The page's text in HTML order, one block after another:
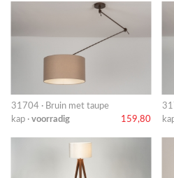
31704 · Bruin met taupe
kap · voorradig 159,80